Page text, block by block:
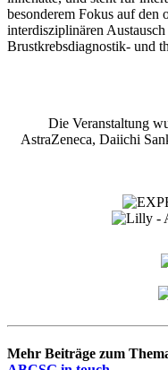
besonderem Fokus auf den
interdisziplinären
Brustkrebsdiagnostik- und
Die Veranstaltung
AstraZeneca, Daiichi
Mehr Beiträge zum